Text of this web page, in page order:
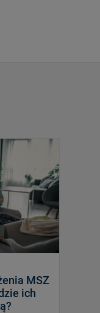
MSZ
ich